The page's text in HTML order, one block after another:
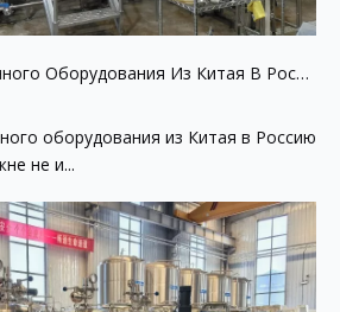
Доставка Пивоваренного Оборудования Из Китая В Россию: Логистика, Таможня, Документы 2026
оборудования из Китая в Россию
не и...